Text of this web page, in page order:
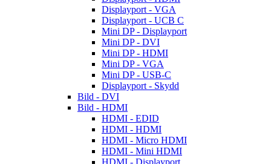
Displayport - VGA
Displayport - UCB C
Mini DP - Displayport
Mini DP - DVI
Mini DP - HDMI
Mini DP - VGA
Mini DP - USB-C
Displayport - Skydd
Bild - DVI
Bild - HDMI
HDMI - EDID
HDMI - HDMI
HDMI - Micro HDMI
HDMI - Mini HDMI
HDMI - Displayport